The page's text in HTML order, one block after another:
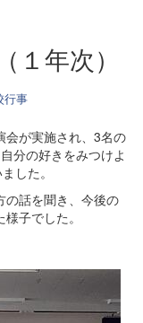
年次）
行事
会が実施され、3名の
分の好きをみつけよ
した。
の話を聞き、今後の
子でした。